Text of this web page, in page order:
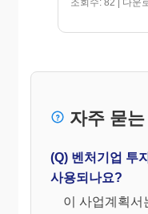
조회수: 82 | 다운
자주 묻
(Q) 벤처기업 투
사용되나요?
이 사업계획서